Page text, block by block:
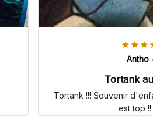
Antho
Tortank
Tortank !!! Souvenir
est top !!